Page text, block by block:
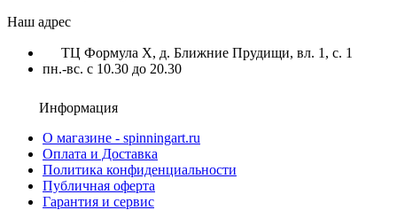
Наш адрес
ТЦ Формула X, д. Ближние Прудищи, вл. 1, с. 1
пн.-вс. с 10.30 до 20.30
Информация
О магазине - spinningart.ru
Оплата и Доставка
Политика конфиденциальности
Публичная оферта
Гарантия и сервис